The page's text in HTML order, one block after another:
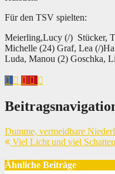
Für den TSV spielten:
Meierling,Lucy (/) Stücker,
Michelle (24) Graf, Lea (/
Luda, Manou (2) Goschka,
Dumme, vermeidbare
Viel Licht und viel
Ähnliche Beiträge